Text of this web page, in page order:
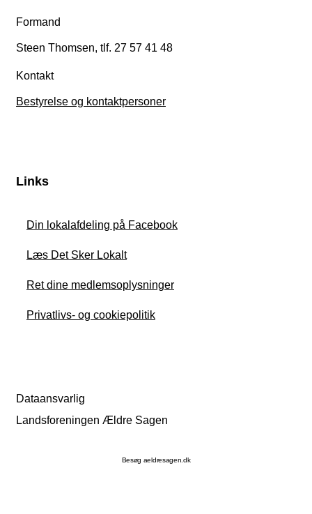
Formand
Steen Thomsen, tlf. 27 57 41 48
Kontakt
Bestyrelse og kontaktpersoner
Links
Din lokalafdeling på Facebook
Læs Det Sker Lokalt
Ret dine medlemsoplysninger
Privatlivs- og cookiepolitik
Dataansvarlig
Landsforeningen Ældre Sagen
Besøg aeldresagen.dk